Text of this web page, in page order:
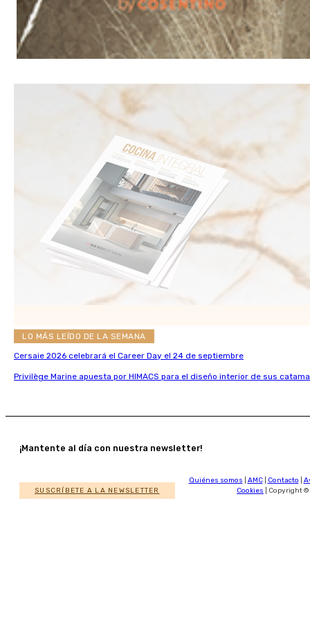
LO MÁS LEÍDO DE LA SEMANA
Cersaie 2026 celebrará el Career Day el 24 de septiembre
Privilège Marine apuesta por HIMACS para el diseño interior de sus
¡Mantente al día con nuestra newsletter!
SUSCRÍBETE A LA NEWSLETTER
Quiénes somos AMC| Contacto
Cookies | Copyright